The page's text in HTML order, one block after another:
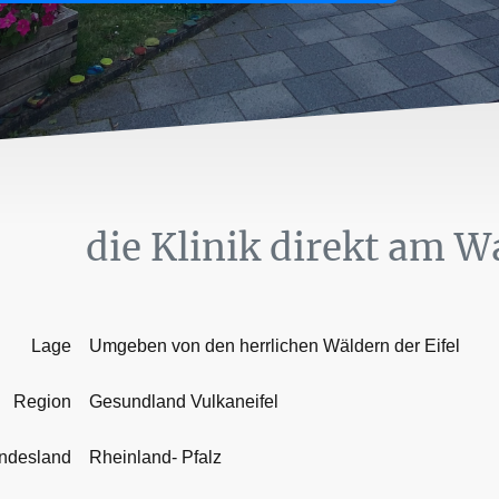
die Klinik direkt am
Lage Umgeben von den herrlichen Wäldern der Eifel
Region Gesundland Vulkaneifel
Rheinland- Pfalz